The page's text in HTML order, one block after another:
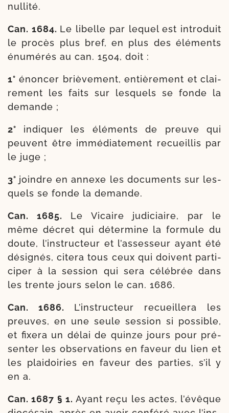
nullité.
Can. 1684. Le libelle par lequel est intro­duit
le pro­cès plus bref, en plus des élé­ments
énu­mé­rés au can. 1504, doit :
1° énon­cer briè­ve­ment, entiè­re­ment et clai­
re­ment les faits sur les­quels se fonde la
demande ;
2° indi­quer les élé­ments de preuve qui
peuvent être immé­dia­te­ment recueillis par
le juge ;
3° joindre en annexe les docu­ments sur les­
quels se fonde la demande.
Can. 1685. Le Vicaire judi­ciaire, par le
même décret qui déter­mine la for­mule du
doute, l’ins­truc­teur et l’assesseur ayant été
dési­gnés, cite­ra tous ceux qui doivent par­ti­
ci­per à la ses­sion qui sera célé­brée dans
les trente jours selon le can. 1686.
Can. 1686. L’instructeur recueille­ra les
preuves, en une seule ses­sion si pos­sible,
et fixe­ra un délai de quinze jours pour pré­
sen­ter les obser­va­tions en faveur du lien et
les plai­doi­ries en faveur des par­ties, s’il y
en a.
Can. 1687 § 1. Ayant reçu les actes, l’é­vêque